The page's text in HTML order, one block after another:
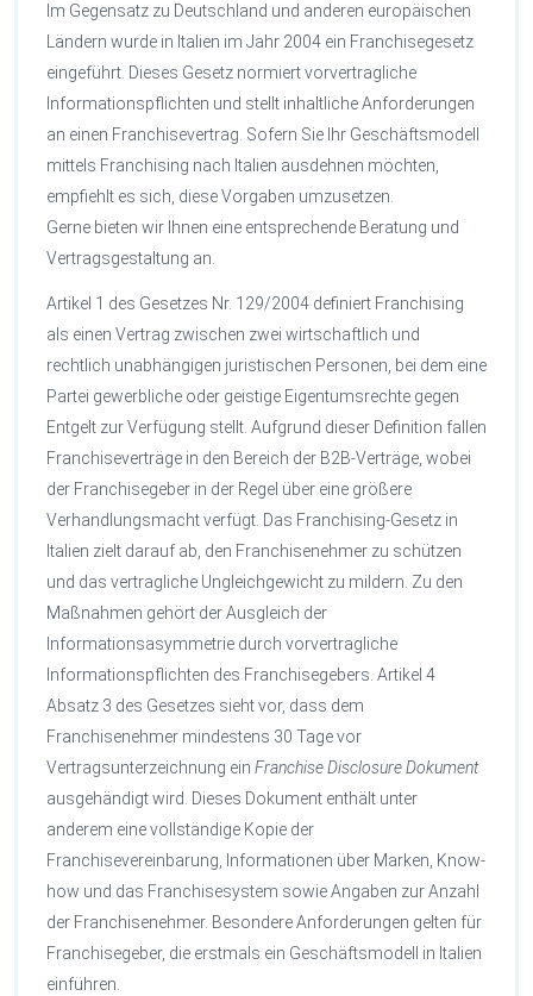
Im Gegensatz zu Deutschland und anderen europäischen
Ländern wurde in Italien im Jahr 2004 ein Franchisegesetz
eingeführt. Dieses Gesetz normiert vorvertragliche
Informationspflichten und stellt inhaltliche Anforderungen
an einen Franchisevertrag. Sofern Sie Ihr Geschäftsmodell
mittels Franchising nach Italien ausdehnen möchten,
empfiehlt es sich, diese Vorgaben umzusetzen.
Gerne bieten wir Ihnen eine entsprechende Beratung und
Vertragsgestaltung an.
Artikel 1 des Gesetzes Nr. 129/2004 definiert Franchising
als einen Vertrag zwischen zwei wirtschaftlich und
rechtlich unabhängigen juristischen Personen, bei dem eine
Partei gewerbliche oder geistige Eigentumsrechte gegen
Entgelt zur Verfügung stellt. Aufgrund dieser Definition fallen
Franchiseverträge in den Bereich der B2B-Verträge, wobei
der Franchisegeber in der Regel über eine größere
Verhandlungsmacht verfügt. Das Franchising-Gesetz in
Italien zielt darauf ab, den Franchisenehmer zu schützen
und das vertragliche Ungleichgewicht zu mildern. Zu den
Maßnahmen gehört der Ausgleich der
Informationsasymmetrie durch vorvertragliche
Informationspflichten des Franchisegebers. Artikel 4
Absatz 3 des Gesetzes sieht vor, dass dem
Franchisenehmer mindestens 30 Tage vor
Vertragsunterzeichnung ein Franchise Disclosure Dokument
ausgehändigt wird. Dieses Dokument enthält unter
anderem eine vollständige Kopie der
Franchisevereinbarung, Informationen über Marken, Know-
how und das Franchisesystem sowie Angaben zur Anzahl
der Franchisenehmer. Besondere Anforderungen gelten für
Franchisegeber, die erstmals ein Geschäftsmodell in Italien
einführen.